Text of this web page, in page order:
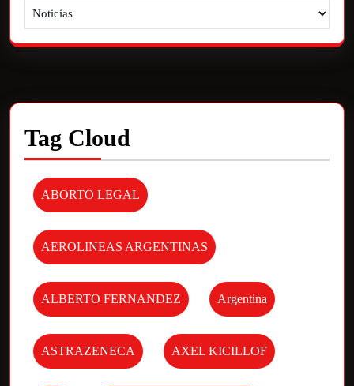
Tag Cloud
ABORTO LEGAL
AEROLINEAS ARGENTINAS
ALBERTO FERNANDEZ Argentina
ASTRAZENECA AXEL KICILLOF